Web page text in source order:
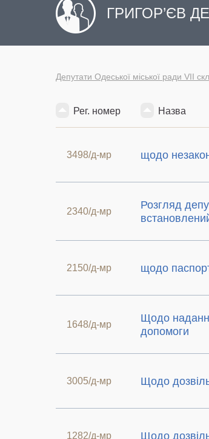
ГРИГОР’ЄВ
Депутати Одеської міської ради VII
Рег. номер Назва
3498/д-мр щодо
2340/д-мр
Розгляд
2150/д-мр щодо
1648/д-мр
Щодо
допомоги
3005/д-мр Щодо
1282/д-мр Щодо